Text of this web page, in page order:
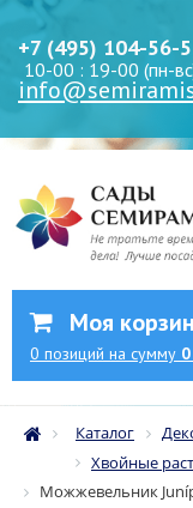
+7 (495) 104-56-
10-00 : 19-00 (пн-
Моя
0 позиций на сумму
Каталог
Хвойные
Можжевельник